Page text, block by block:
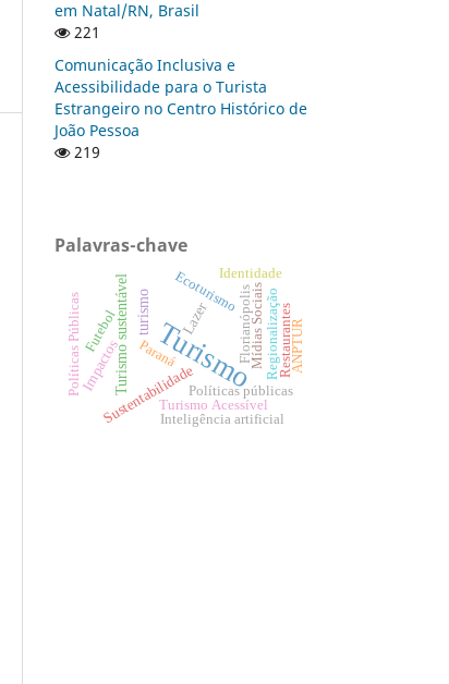
em Natal/RN, Brasil
221
Comunicação Inclusiva e
Acessibilidade para o Turista
Estrangeiro no Centro Histórico de
João Pessoa
219
Palavras-chave
Turismo
Turismo sustentável turismo
Impactos
Lazer
Sustentabilidade
EcoturismoFlorianópolisMídias Sociais
Políticas públicas
Regionalização
Turismo Acessível
Restaurantes
Paraná
Políticas Públicas
Identidade
Futebol ANPTUR
Inteligência artificial